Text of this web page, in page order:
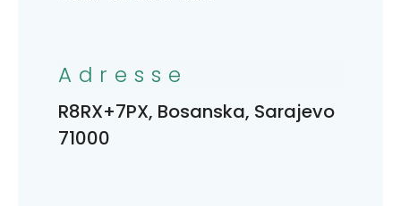
Adresse
R8RX+7PX, Bosanska, Sarajevo
71000